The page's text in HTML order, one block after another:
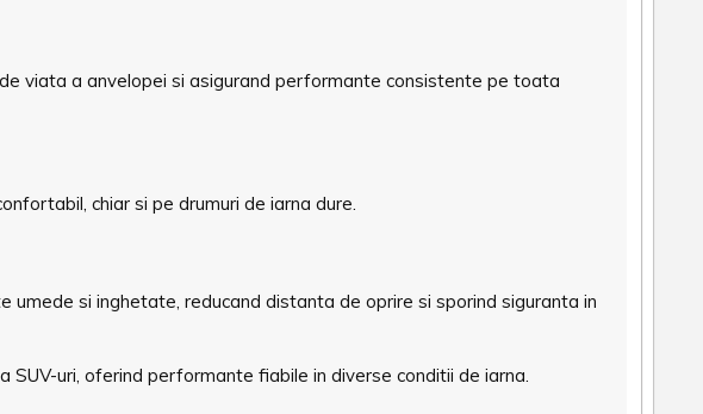
viata a anvelopei si asigurand performante consistente pe toata
chiar si pe drumuri de iarna dure.
si inghetate, reducand distanta de oprire si sporind siguranta in
uri, oferind performante fiabile in diverse conditii de iarna.